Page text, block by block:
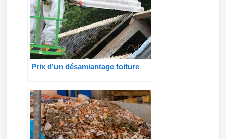
Prix d’un désamiantage toiture